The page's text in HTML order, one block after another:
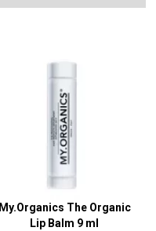
My.Organics The Organic
Lip Balm 9 ml